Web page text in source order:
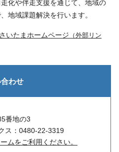
化や伴走支援を通じて、地域の
地域課題解決を行います。
いたまホームページ （外部リン
わせ
番地の3
ス：0480-22-3319
ムをご利用ください。